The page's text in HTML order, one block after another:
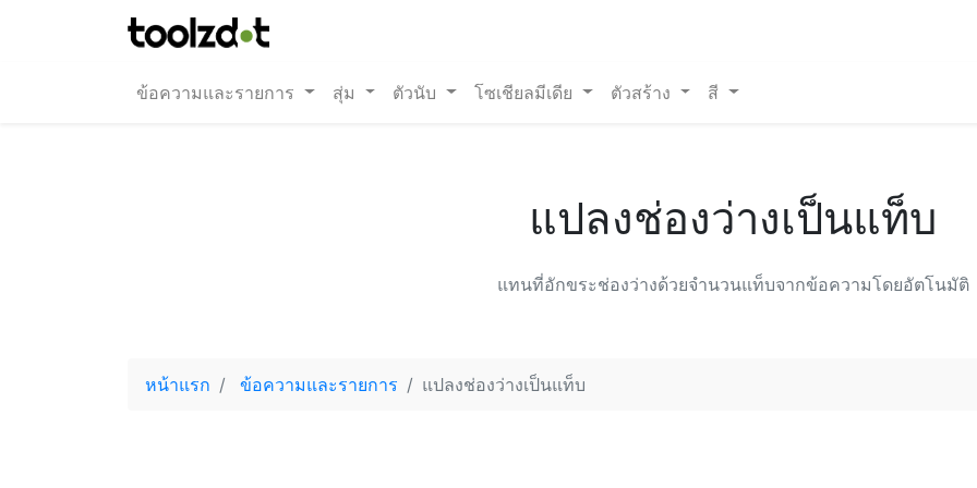
ข้อความและรายการ สุ่ม ตัวนับ โซเชียลมีเดีย ตัวสร้าง สี
แปลงช่องว่างเป็นแท็บ
แทนที่อักขระช่องว่างด้วยจำนวนแท็บจากข้อความโดยอัตโนมัติ
หน้าแรก ข้อความและรายการ แปลงช่องว่างเป็นแท็บ